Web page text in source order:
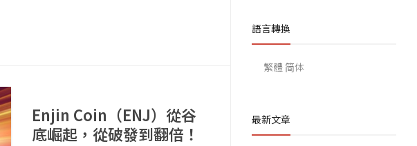
Enjin Coin（ENJ）從谷
底崛起，從破發到翻倍！
語言轉換
繁體 简体
最新文章